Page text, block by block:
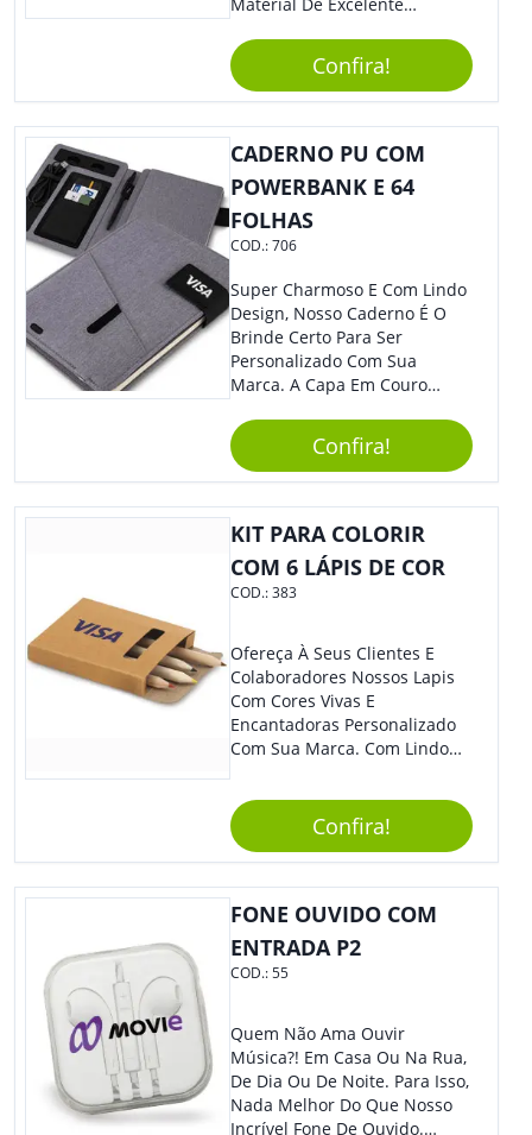
Tradicional, Sem Dúvidas É O
Brinde Certo Para Todos Os
Públicos. Personalize-O Com
Sua Marca. Seus Clientes E
Colaboradores Com Certeza
Confira!
CADERNO PU COM
POWERBANK E 64
FOLHAS
COD.:706
Super Charmoso E Com Lindo
Design, Nosso Caderno É O
Brinde Certo Para Ser
Personalizado Com Sua
Marca. A Capa Em Couro
Elástico Permite Maior
Segurança Ao Carregá-Lo.
Ofereça A Seus Clientes E
Colaboradores, Sem Dúvidas
Eles Irão Adorar.
Confira!
KIT PARA COLORIR
COM 6 LÁPIS DE COR
COD.:383
Ofereça À Seus Clientes E
Colaboradores Nossos Lapis
Com Cores Vivas E
Encantadoras Personalizado
Com Sua Marca. Com Lindo
Para Diversas Ocasiões.
Perfeito, Não É?!
Confira!
FONE OUVIDO COM
ENTRADA P2
COD.:55
Quem Não Ama Ouvir
Música?! Em Casa Ou Na Rua,
De Dia Ou De Noite. Para Isso,
Nada Melhor Do Que Nosso
Incrível Fone De Ouvido.